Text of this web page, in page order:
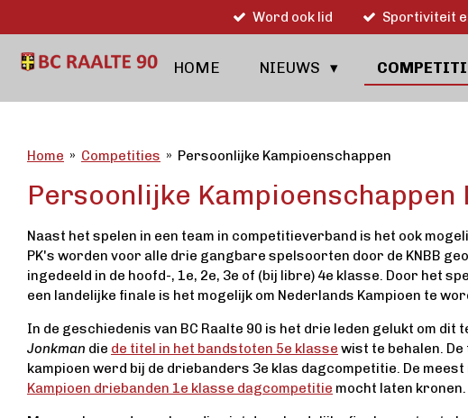
direct
naar
Word ook lid Sportiviteit
HOME NIEUWS
Home » Competities » Persoonlijke Kampioenschappen
Persoonlijke Kampioenschappen
Naast het spelen in een team in competitieverband is het ook
PK's worden voor alle drie gangbare spelsoorten door de KNBB
ingedeeld in de hoofd-, 1e, 2e, 3e of (bij libre) 4e klasse. Door
een landelijke finale is het mogelijk om Nederlands Kampioen te
In de geschiedenis van BC Raalte 90 is het drie leden gelukt om
Jonkman die de titel in het bandstoten 5e klasse wist te behalen.
kampioen werd bij de driebanders 3e klas dagcompetitie. De
Kampioen driebanden 1e klasse dagcompetitie mocht laten kronen.